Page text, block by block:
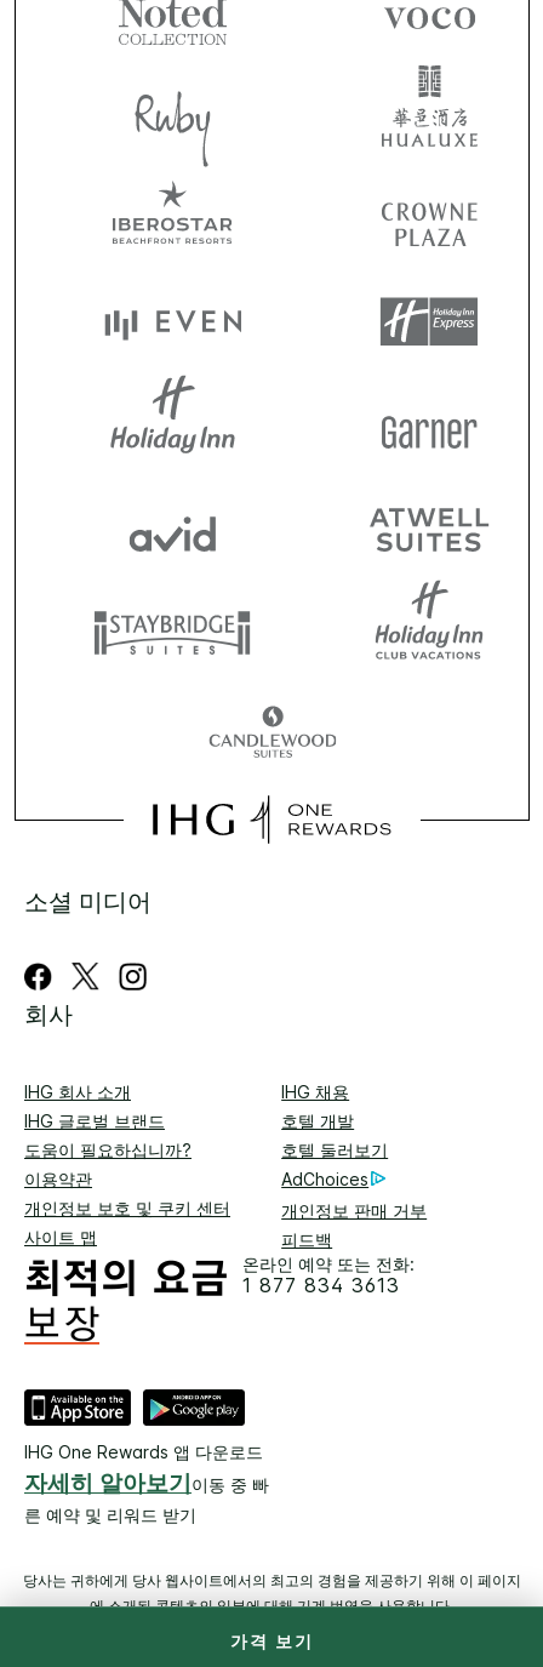
가격 보기
소셜 미디어
회사
IHG 회사 소개
IHG 채용
IHG 글로벌 브랜드
호텔 개발
도움이 필요하십니까?
호텔 둘러보기
이용약관
AdChoices
개인정보 보호 및 쿠키 센터
개인정보 판매 거부
사이트 맵
피드백
온라인 예약 또는 전화:
1 877 834 3613
IHG One Rewards 앱 다운로드
자세히 알아보기 이동 중 빠
른 예약 및 리워드 받기
당사는 귀하에게 당사 웹사이트에서의 최고의 경험을 제공하기 위해 이 페이지
에 소개된 콘텐츠의 일부에 대해 기계 번역을 사용합니다.